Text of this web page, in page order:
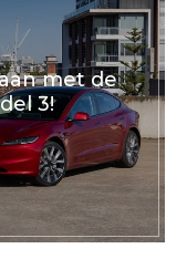
met de
3!